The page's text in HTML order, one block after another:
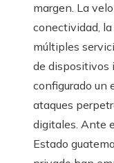
margen. La
conectividad,
múltiples
de dispositivos
configurado un
ataques
digitales. Ante
Estado